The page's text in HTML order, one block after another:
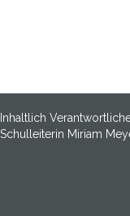
Inhaltlich
Schulleiterin Miriam